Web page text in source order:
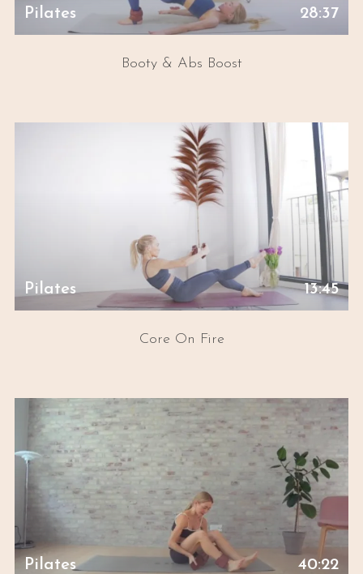
Pilates 28:37
Booty & Abs Boost
Pilates 13:45
Core On Fire
Pilates 40:22